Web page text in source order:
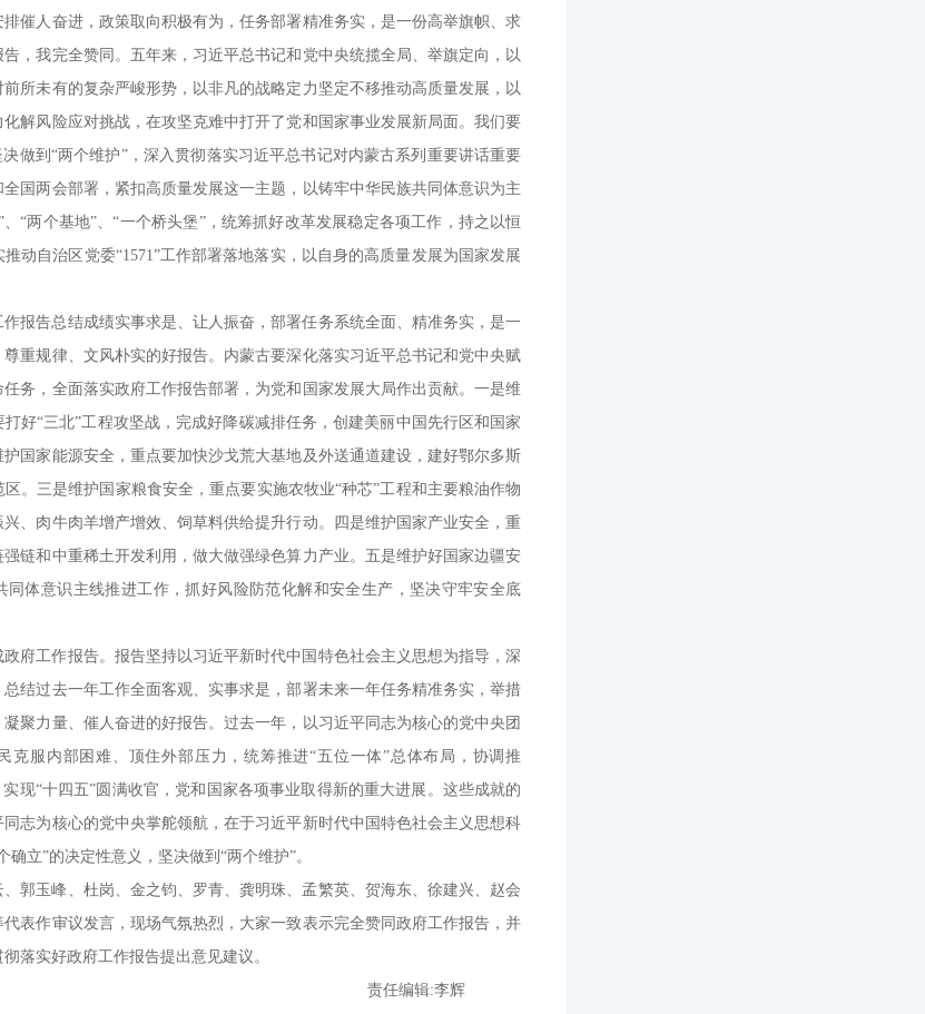
催人奋进，政策取向积极有为，任务部署精准务实，是一份高举旗帜、求
，我完全赞同。五年来，习近平总书记和党中央统揽全局、举旗定向，以
所未有的复杂严峻形势，以非凡的战略定力坚定不移推动高质量发展，以
解风险应对挑战，在攻坚克难中打开了党和国家事业发展新局面。我们要
决做到“两个维护”，深入贯彻落实习近平总书记对内蒙古系列重要讲话重要
国两会部署，紧扣高质量发展这一主题，以铸牢中华民族共同体意识为主
“两个基地”、“一个桥头堡”，统筹抓好改革发展稳定各项工作，持之以恒
动自治区党委“1571”工作部署落地落实，以自身的高质量发展为国家发展
报告总结成绩实事求是、让人振奋，部署任务系统全面、精准务实，是一
重规律、文风朴实的好报告。内蒙古要深化落实习近平总书记和党中央赋
务，全面落实政府工作报告部署，为党和国家发展大局作出贡献。一是维
好“三北”工程攻坚战，完成好降碳减排任务，创建美丽中国先行区和国家
国家能源安全，重点要加快沙戈荒大基地及外送通道建设，建好鄂尔多斯
区。三是维护国家粮食安全，重点要实施农牧业“种芯”工程和主要粮油作物
、肉牛肉羊增产增效、饲草料供给提升行动。四是维护国家产业安全，重
强链和中重稀土开发利用，做大做强绿色算力产业。五是维护好国家边疆安
同体意识主线推进工作，抓好风险防范化解和安全生产，坚决守牢安全底
府工作报告。报告坚持以习近平新时代中国特色社会主义思想为指导，深
总结过去一年工作全面客观、实事求是，部署未来一年任务精准务实，举措
聚力量、催人奋进的好报告。过去一年，以习近平同志为核心的党中央团
克服内部困难、顶住外部压力，统筹推进“五位一体”总体布局，协调推
现“十四五”圆满收官，党和国家各项事业取得新的重大进展。这些成就的
志为核心的党中央掌舵领航，在于习近平新时代中国特色社会主义思想科
确立”的决定性意义，坚决做到“两个维护”。
郭玉峰、杜岗、金之钧、罗青、龚明珠、孟繁英、贺海东、徐建兴、赵会
表作审议发言，现场气氛热烈，大家一致表示完全赞同政府工作报告，并
落实好政府工作报告提出意见建议。
责任编辑:李辉